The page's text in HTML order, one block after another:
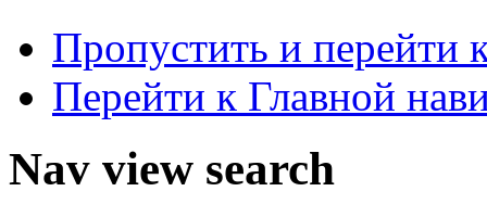
Пропустить и перейти
Перейти к Главной
Nav view search